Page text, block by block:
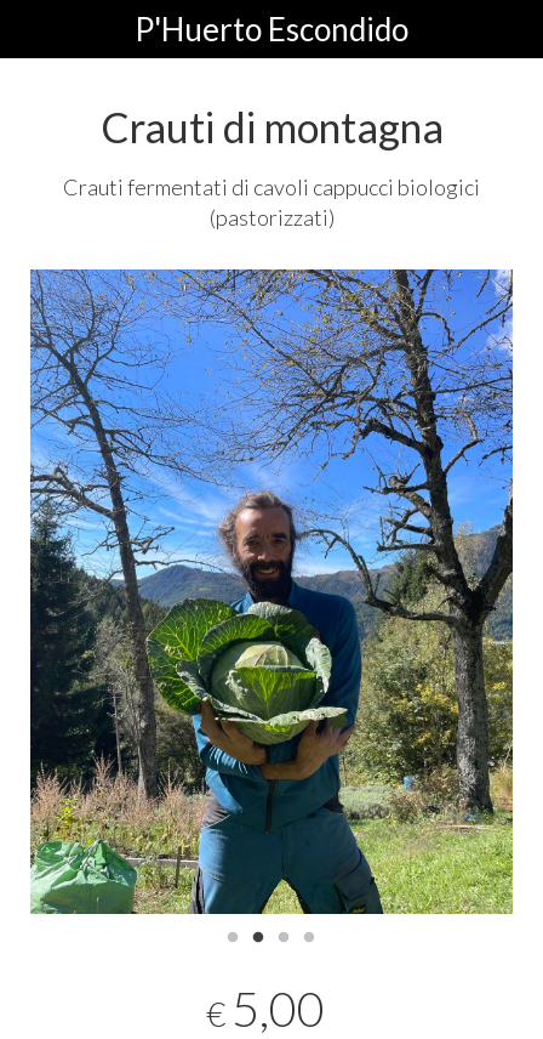
P'Huerto Escondido
Crauti di montagna
Crauti fermentati di cavoli cappucci biologici
(pastorizzati)
€ 5,00